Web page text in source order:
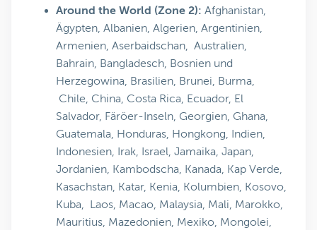
Around the World (Zone 2): Afghanistan,
Ägypten, Albanien, Algerien, Argentinien,
Armenien, Aserbaidschan, Australien,
Bahrain, Bangladesch, Bosnien und
Herzegowina, Brasilien, Brunei, Burma,
Chile, China, Costa Rica, Ecuador, El
Salvador, Färöer-Inseln, Georgien, Ghana,
Guatemala, Honduras, Hongkong, Indien,
Indonesien, Irak, Israel, Jamaika, Japan,
Jordanien, Kambodscha, Kanada, Kap Verde,
Kasachstan, Katar, Kenia, Kolumbien, Kosovo,
Kuba, Laos, Macao, Malaysia, Mali, Marokko,
Mauritius, Mazedonien, Mexiko, Mongolei,